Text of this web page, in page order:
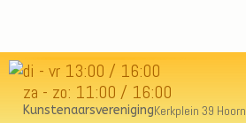
di - vr 13:00 / 16:00
za - zo: 11:00 / 16:00
KunstenaarsverenigingKerkplein 39 Hoorn